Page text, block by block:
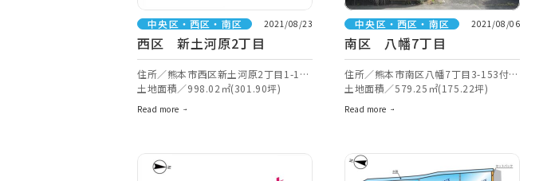
中央区・西区・南区 2021/08/23
西区 新土河原2丁目
住所／熊本市西区新土河原2丁目1-1付
近【ナビ検索】
土地面積／998.02㎡(301.90坪)
Read more
中央区・西区・南区 2021/08/06
南区 八幡7丁目
住所／熊本市南区八幡7丁目3-153付近
【ナビ検索】
土地面積／579.25㎡(175.22坪)
Read more